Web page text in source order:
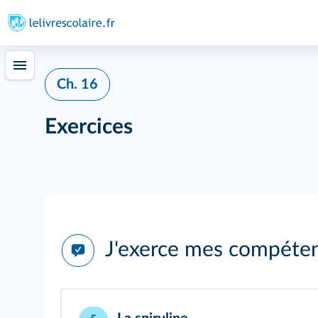
Ch. 16
Exercices
J'exerce mes